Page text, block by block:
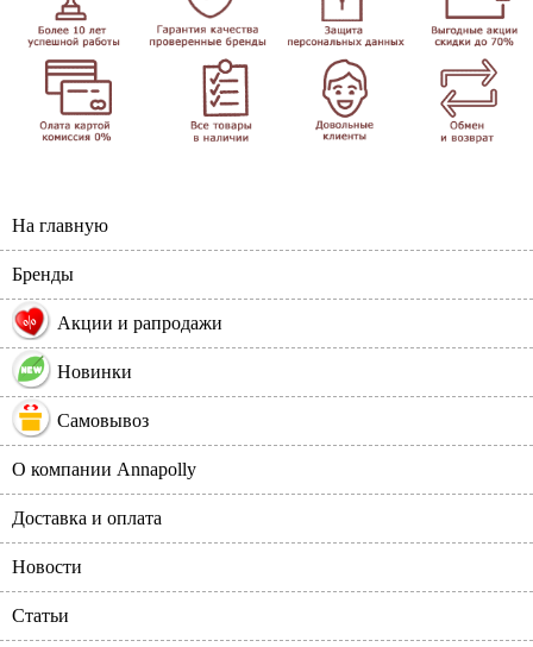
На главную
Бренды
% Акции и рапродажи
Новинки
Самовывоз
О компании Annapolly
Доставка и оплата
Новости
Статьи